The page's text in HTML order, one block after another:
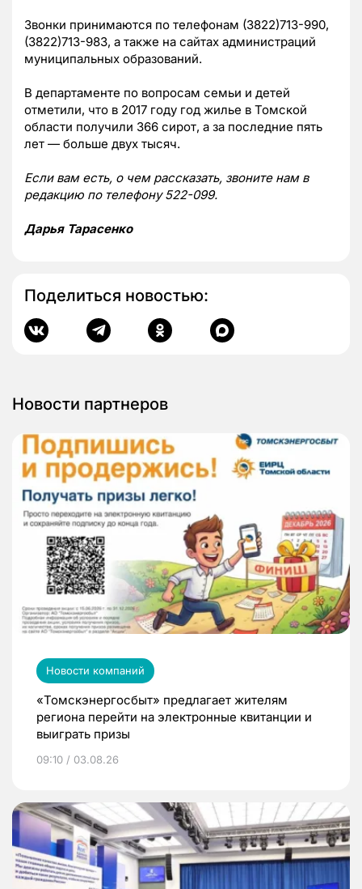
Звонки принимаются по телефонам (3822)713-990,
(3822)713-983, а также на сайтах администраций
муниципальных образований.
В департаменте по вопросам семьи и детей
отметили, что в 2017 году год жилье в Томской
области получили 366 сирот, а за последние пять
лет — больше двух тысяч.
Если вам есть, о чем рассказать, звоните нам в
редакцию по телефону 522-099.
Дарья Тарасенко
Поделиться новостью:
Новости партнеров
Новости компаний
«Томскэнергосбыт» предлагает жителям
региона перейти на электронные квитанции и
выиграть призы
09:10 / 03.08.26